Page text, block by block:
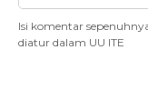
Isi komentar
diatur dalam UU ITE